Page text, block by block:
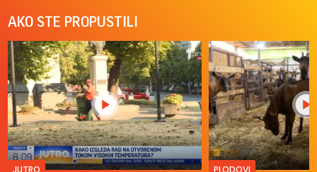
AKO STE PROPUSTILI